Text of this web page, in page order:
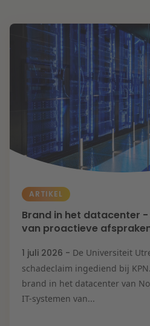
ARTIKEL
Brand in het datacenter -
van proactieve
1 juli 2026 - De Universiteit
schadeclaim ingediend bij
brand in het datacenter van
IT-systemen van...